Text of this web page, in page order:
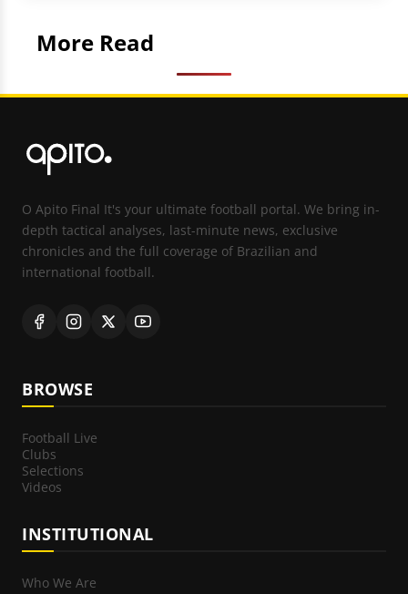
More Read
O Apito Final It's your ultimate football portal. We bring in-
depth tactical analyses, last-minute news, exclusive
chronicles and the full coverage of Brazilian and
international football.
BROWSE
Football Live
Clubs
Selections
Videos
INSTITUTIONAL
Who We Are